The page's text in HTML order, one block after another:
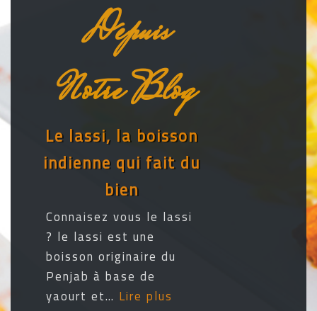
Depuis
Notre Blog
Le lassi, la boisson
indienne qui fait du
bien
Connaisez vous le lassi
? le lassi est une
boisson originaire du
Penjab à base de
yaourt et… Lire plus